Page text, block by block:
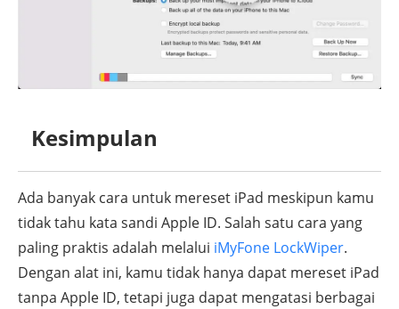
Kesimpulan
Ada banyak cara untuk mereset iPad meskipun kamu
tidak tahu kata sandi Apple ID. Salah satu cara yang
paling praktis adalah melalui iMyFone LockWiper.
Dengan alat ini, kamu tidak hanya dapat mereset iPad
tanpa Apple ID, tetapi juga dapat mengatasi berbagai